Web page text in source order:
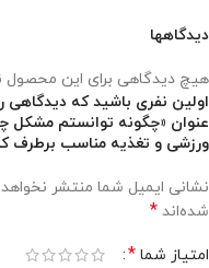
دیدگاهها
هیچ دیدگاهی برای این
اولین نفری باشید که دیدگاهی
عنوان «چگونه توانستم مشکل
ورزشی و تغذیه مناسب برطرف
نشانی ایمیل شما منتشر
شده‌اند *
امتیاز شما *